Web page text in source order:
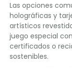
Las opciones
holográficas y
artísticos
juego especial
certificados o
sostenibles.